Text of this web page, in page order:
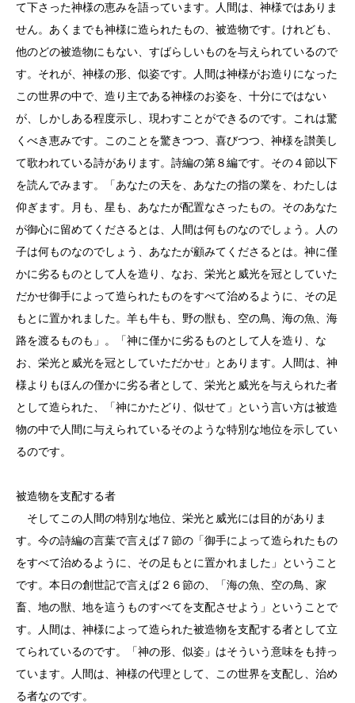
て下さった神様の恵みを語っています。人間は、神様ではありま
せん。あくまでも神様に造られたもの、被造物です。けれども、
他のどの被造物にもない、すばらしいものを与えられているので
す。それが、神様の形、似姿です。人間は神様がお造りになった
この世界の中で、造り主である神様のお姿を、十分にではない
が、しかしある程度示し、現わすことができるのです。これは驚
くべき恵みです。このことを驚きつつ、喜びつつ、神様を讃美し
て歌われている詩があります。詩編の第８編です。その４節以下
を読んでみます。「あなたの天を、あなたの指の業を、わたしは
仰ぎます。月も、星も、あなたが配置なさったもの。そのあなた
が御心に留めてくださるとは、人間は何ものなのでしょう。人の
子は何ものなのでしょう、あなたが顧みてくださるとは。神に僅
かに劣るものとして人を造り、なお、栄光と威光を冠としていた
だかせ御手によって造られたものをすべて治めるように、その足
もとに置かれました。羊も牛も、野の獣も、空の鳥、海の魚、海
路を渡るものも」。「神に僅かに劣るものとして人を造り、な
お、栄光と威光を冠としていただかせ」とあります。人間は、神
様よりもほんの僅かに劣る者として、栄光と威光を与えられた者
として造られた、「神にかたどり、似せて」という言い方は被造
物の中で人間に与えられているそのような特別な地位を示してい
るのです。
被造物を支配する者
そしてこの人間の特別な地位、栄光と威光には目的がありま
す。今の詩編の言葉で言えば７節の「御手によって造られたもの
をすべて治めるように、その足もとに置かれました」ということ
です。本日の創世記で言えば２６節の、「海の魚、空の鳥、家
畜、地の獣、地を這うものすべてを支配させよう」ということで
す。人間は、神様によって造られた被造物を支配する者として立
てられているのです。「神の形、似姿」はそういう意味をも持っ
ています。人間は、神様の代理として、この世界を支配し、治め
る者なのです。